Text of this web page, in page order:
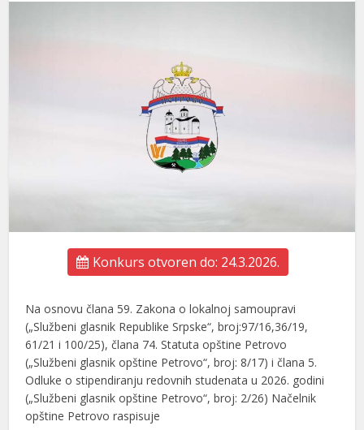
Konkurs otvoren do: 24.3.2026.
Na osnovu člana 59. Zakona o lokalnoj samoupravi
(„Službeni glasnik Republike Srpske“, broj:97/16,36/19,
61/21 i 100/25), člana 74. Statuta opštine Petrovo
(„Službeni glasnik opštine Petrovo“, broj: 8/17) i člana 5.
Odluke o stipendiranju redovnih studenata u 2026. godini
(„Službeni glasnik opštine Petrovo“, broj: 2/26) Načelnik
opštine Petrovo raspisuje